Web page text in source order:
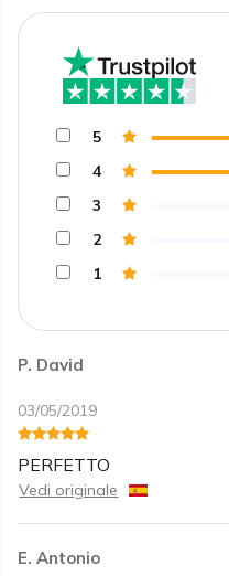
P. David
03/05/2019
PERFETTO
Vedi originale
E. Antonio
5
4
3
2
1